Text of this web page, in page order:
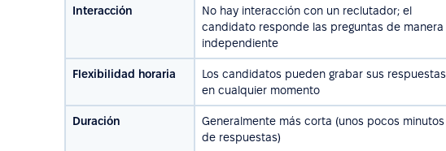
Interacción
No hay interacción con un reclutador; el
candidato responde las preguntas de manera
independiente
Flexibilidad horaria
Los candidatos pueden grabar sus respuestas
en cualquier momento
Duración
Generalmente más corta (unos pocos minutos
de respuestas)